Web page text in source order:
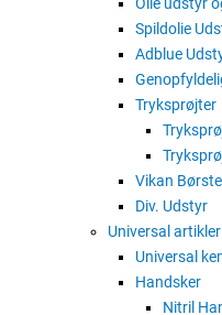
Spildolie
Adblue
Tryksprøjter
Vikan
Div. Udstyr
Universal artikler
Universal
Handsker
Nitril